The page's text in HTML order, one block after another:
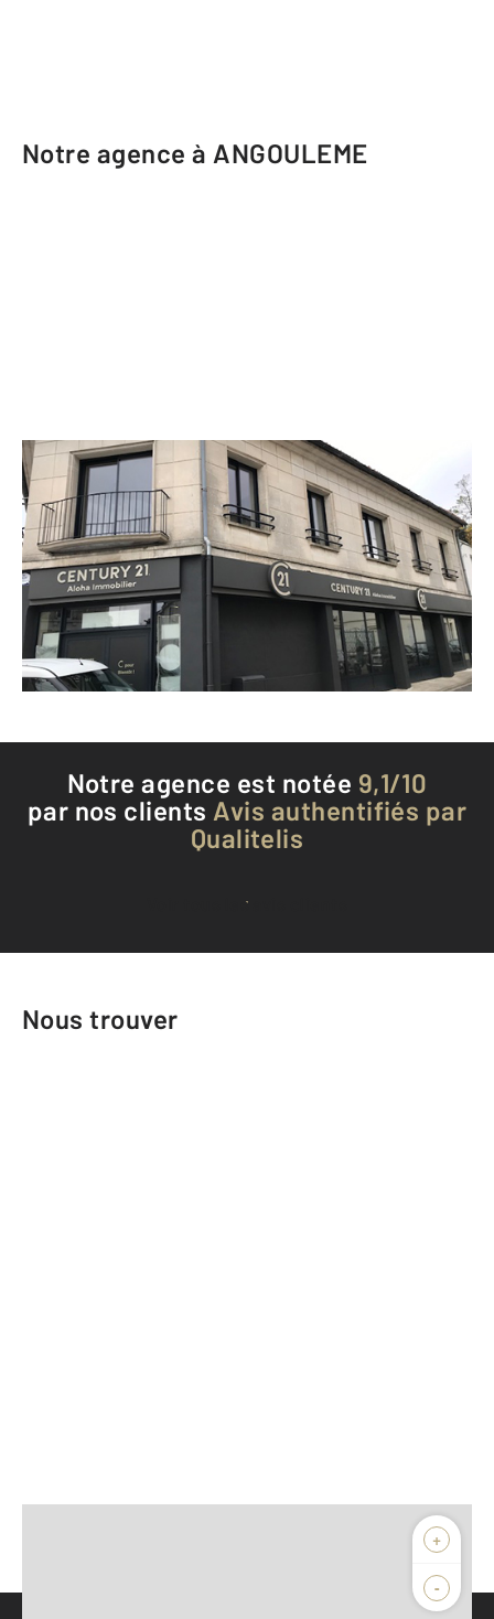
Notre agence à ANGOULEME
CENTURY 21 Aloha Immobilier
163 rue Saint Roch
ANGOULEME - 16000
Envoyer un message
Téléphoner à l'agence
Notre agence est notée 9,1/10
par nos clients Avis authentifiés par
Qualitelis
Voir tous les avis clients
Nous trouver
+
-